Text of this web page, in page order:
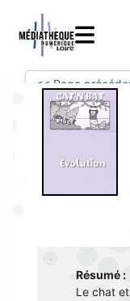
Catalogue
Menu
mobile
LIVRES
E-books
Livres audio
PRESSE
Musique
Podcasts Radio
COURS EN LIGNE
Mon
compte
responsive
mobile
Mode d'emploi
Mon compte
J'AI DEJA UN
Je me connecte
Je me connecte
JE N'AI PAS DE
Je me préinscris
J'AI BESOIN D'AIDE
<< Page
Résumé :
Le chat